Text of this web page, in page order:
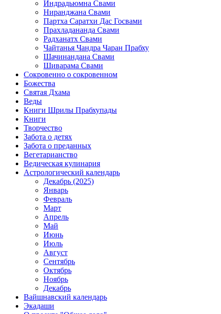
Индрадьюмна Свами
Ниранджана Свами
Партха Саратхи Дас Госвами
Прахладананда Свами
Радханатх Свами
Чайтанья Чандра Чаран Прабху
Шачинандана Свами
Шиварама Свами
Сокровенно о сокровенном
Божества
Святая Дхама
Веды
Книги Шрилы Прабхупады
Книги
Творчество
Забота о детях
Забота о преданных
Вегетарианство
Ведическая кулинария
Астрологический календарь
Декабрь (2025)
Январь
Февраль
Март
Апрель
Май
Июнь
Июль
Август
Сентябрь
Октябрь
Ноябрь
Декабрь
Вайшнавский календарь
Экадаши